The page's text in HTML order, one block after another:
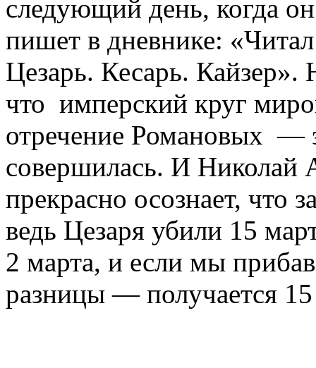
следующий день, когда
пишет в дневнике:
Цезарь. Кесарь.
что имперский круг
отречение Романовых —
совершилась. И Николай
прекрасно осознает, что
ведь Цезаря убили 15
2 марта, и если мы
разницы — получается